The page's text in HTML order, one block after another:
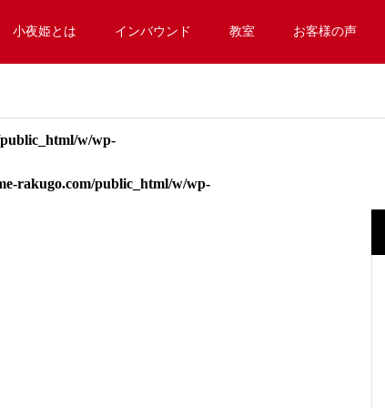
小夜姫とは インバウンド 教室 お客様の声
public_html/w/wp-
rakugo.com/public_html/w/wp-